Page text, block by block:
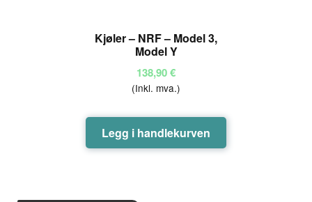
Kjøler – NRF – Model 3,
Model Y
138,90€
(Inkl. mva.)
Legg i handlekurven